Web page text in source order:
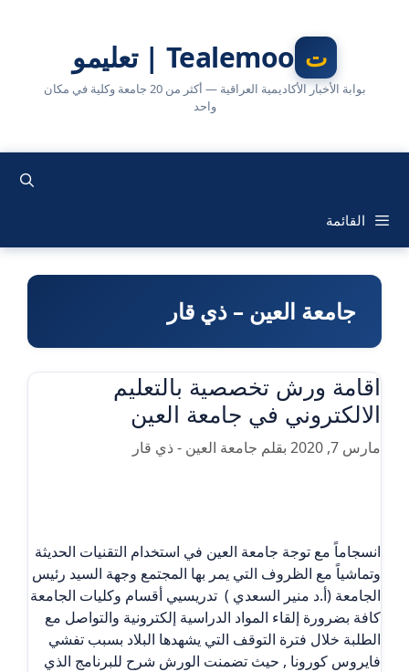
Tealemoo | تعليمو
بوابة الأخبار الأكاديمية العراقية — أكثر من 20 جامعة وكلية في مكان
واحد
القائمة
جامعة العين – ذي قار
اقامة ورش تخصصية بالتعليم
الالكتروني في جامعة العين
مارس 7, 2020 بقلم جامعة العين - ذي قار
انسجاماً مع توجة جامعة العين في استخدام التقنيات الحديثة
وتماشياً مع الظروف التي يمر بها المجتمع وجهة السيد رئيس
الجامعة (أ.د منير السعدي ) تدريسيي أقسام وكليات الجامعة
كافة بضرورة إلقاء المواد الدراسية إلكترونية والتواصل مع
الطلبة خلال فترة التوقف التي يشهدها البلاد بسبب تفشي
فايروس كورونا , حيث تضمنت الورش شرح للبرنامج الذي